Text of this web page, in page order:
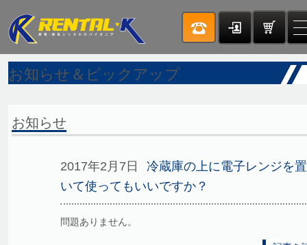
お知らせ＆ピックアップ
お知らせ
2017年2月7日
冷蔵庫の上に電子レンジを置
いて使ってもいいですか？
問題ありません。